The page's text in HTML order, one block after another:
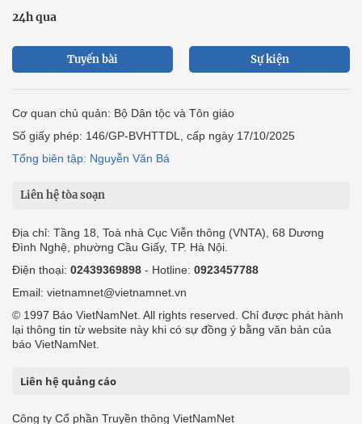
24h qua
Tuyến bài Sự kiện
Cơ quan chủ quản: Bộ Dân tộc và Tôn giáo
Số giấy phép: 146/GP-BVHTTDL, cấp ngày 17/10/2025
Tổng biên tập: Nguyễn Văn Bá
Liên hệ tòa soạn
Địa chỉ: Tầng 18, Toà nhà Cục Viễn thông (VNTA), 68 Dương
Đình Nghệ, phường Cầu Giấy, TP. Hà Nội.
Điện thoại: 02439369898 - Hotline: 0923457788
Email: vietnamnet@vietnamnet.vn
© 1997 Báo VietNamNet. All rights reserved. Chỉ được phát hành
lại thông tin từ website này khi có sự đồng ý bằng văn bản của
báo VietNamNet.
Liên hệ quảng cáo
Công ty Cổ phần Truyền thông VietNamNet